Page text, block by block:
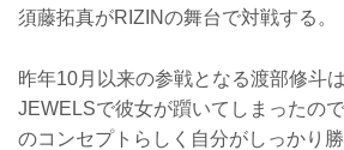
須藤拓真がRIZINの舞台で対戦する。
昨年10月以来の参戦となる渡部修斗
JEWELSで彼女が躓いてしまったの
のコンセプトらしく自分がしっかり